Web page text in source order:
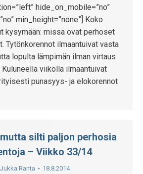
hide_on_mobile=”no”
min_height=”none”] Koko
kysymään: missä ovat perhoset
Tytönkorennot ilmaantuivat vasta
lopulta lämpimän ilman virtaus
viikolla ilmaantuivat
punasyys- ja elokorennot
silti paljon perhosia
– Viikko 33/14
Jukka Ranta 18.8.2014